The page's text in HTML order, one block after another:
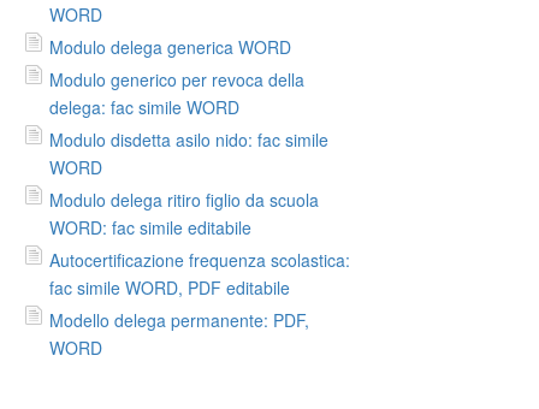
WORD
Modulo delega generica WORD
Modulo generico per revoca della
delega: fac simile WORD
Modulo disdetta asilo nido: fac simile
WORD
Modulo delega ritiro figlio da scuola
WORD: fac simile editabile
Autocertificazione frequenza scolastica:
fac simile WORD, PDF editabile
Modello delega permanente: PDF,
WORD